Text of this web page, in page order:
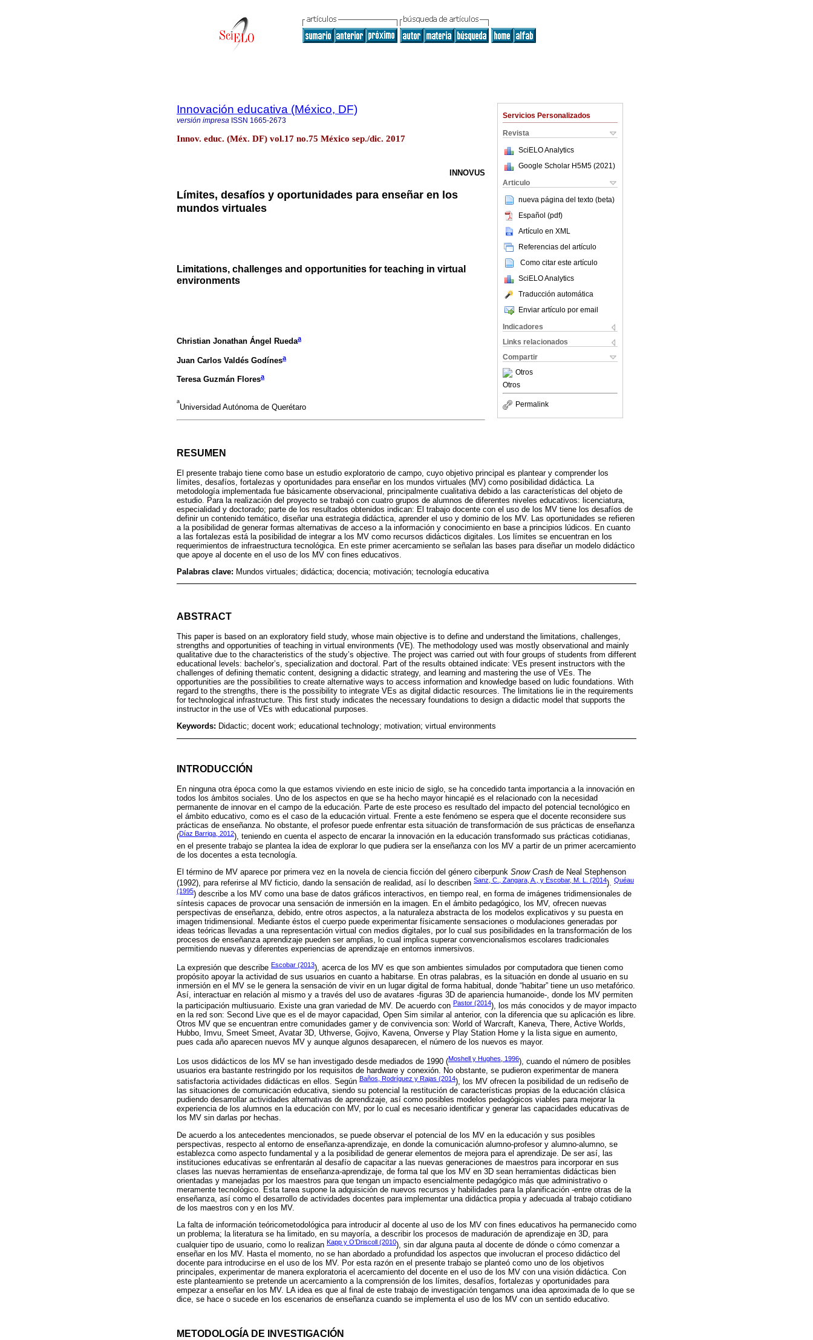
Servicios Personalizados
Revista
SciELO Analytics
Google Scholar H5M5 (2021 )
Articulo
nueva página del texto (beta)
Español (pdf)
Artículo en XML
Referencias del artículo
Como citar este artículo
SciELO Analytics
Traducción automática
Enviar artículo por email
Indicadores
Links relacionados
Compartir
Otros
Otros
Permalink
Innovación educativa (México, DF)
versión impresa ISSN 1665-2673
Innov. educ. (Méx. DF) vol.17 no.75 México sep./dic. 2017
INNOVUS
Límites, desafíos y oportunidades para enseñar en los
mundos virtuales
Limitations, challenges and opportunities for teaching in virtual
environments
Christian Jonathan Ángel Ruedaa
Juan Carlos Valdés Godínesa
Teresa Guzmán Floresa
a
Universidad Autónoma de Querétaro
RESUMEN
El presente trabajo tiene como base un estudio exploratorio de campo, cuyo objetivo principal es plantear y comprender los
límites, desafíos, fortalezas y oportunidades para enseñar en los mundos virtuales (MV) como posibilidad didáctica. La
metodología implementada fue básicamente observacional, principalmente cualitativa debido a las características del objeto de
estudio. Para la realización del proyecto se trabajó con cuatro grupos de alumnos de diferentes niveles educativos: licenciatura,
especialidad y doctorado; parte de los resultados obtenidos indican: El trabajo docente con el uso de los MV tiene los desafíos de
definir un contenido temático, diseñar una estrategia didáctica, aprender el uso y dominio de los MV. Las oportunidades se refieren
a la posibilidad de generar formas alternativas de acceso a la información y conocimiento en base a principios lúdicos. En cuanto
a las fortalezas está la posibilidad de integrar a los MV como recursos didácticos digitales. Los límites se encuentran en los
requerimientos de infraestructura tecnológica. En este primer acercamiento se señalan las bases para diseñar un modelo didáctico
que apoye al docente en el uso de los MV con fines educativos.
Palabras clave: Mundos virtuales; didáctica; docencia; motivación; tecnología educativa
ABSTRACT
This paper is based on an exploratory field study, whose main objective is to define and understand the limitations, challenges,
strengths and opportunities of teaching in virtual environments (VE). The methodology used was mostly observational and mainly
qualitative due to the characteristics of the study’s objective. The project was carried out with four groups of students from different
educational levels: bachelor’s, specialization and doctoral. Part of the results obtained indicate: VEs present instructors with the
challenges of defining thematic content, designing a didactic strategy, and learning and mastering the use of VEs. The
opportunities are the possibilities to create alternative ways to access information and knowledge based on ludic foundations. With
regard to the strengths, there is the possibility to integrate VEs as digital didactic resources. The limitations lie in the requirements
for technological infrastructure. This first study indicates the necessary foundations to design a didactic model that supports the
instructor in the use of VEs with educational purposes.
Keywords: Didactic; docent work; educational technology; motivation; virtual environments
INTRODUCCIÓN
En ninguna otra época como la que estamos viviendo en este inicio de siglo, se ha concedido tanta importancia a la innovación en
todos los ámbitos sociales. Uno de los aspectos en que se ha hecho mayor hincapié es el relacionado con la necesidad
permanente de innovar en el campo de la educación. Parte de este proceso es resultado del impacto del potencial tecnológico en
el ámbito educativo, como es el caso de la educación virtual. Frente a este fenómeno se espera que el docente reconsidere sus
prácticas de enseñanza. No obstante, el profesor puede enfrentar esta situación de transformación de sus prácticas de enseñanza
(Díaz Barriga, 2012), teniendo en cuenta el aspecto de encarar la innovación en la educación transformado sus prácticas cotidianas,
en el presente trabajo se plantea la idea de explorar lo que pudiera ser la enseñanza con los MV a partir de un primer acercamiento
de los docentes a esta tecnología.
El término de MV aparece por primera vez en la novela de ciencia ficción del género ciberpunk Snow Crash de Neal Stephenson
(1992), para referirse al MV ficticio, dando la sensación de realidad, así lo describen Sanz, C., Zangara, A., y Escobar, M. L. (2014). Quéau
(1995) describe a los MV como una base de datos gráficos interactivos, en tiempo real, en forma de imágenes tridimensionales de
síntesis capaces de provocar una sensación de inmersión en la imagen. En el ámbito pedagógico, los MV, ofrecen nuevas
perspectivas de enseñanza, debido, entre otros aspectos, a la naturaleza abstracta de los modelos explicativos y su puesta en
imagen tridimensional. Mediante éstos el cuerpo puede experimentar físicamente sensaciones o modulaciones generadas por
ideas teóricas llevadas a una representación virtual con medios digitales, por lo cual sus posibilidades en la transformación de los
procesos de enseñanza aprendizaje pueden ser amplias, lo cual implica superar convencionalismos escolares tradicionales
permitiendo nuevas y diferentes experiencias de aprendizaje en entornos inmersivos.
La expresión que describe Escobar (2013), acerca de los MV es que son ambientes simulados por computadora que tienen como
propósito apoyar la actividad de sus usuarios en cuanto a habitarse. En otras palabras, es la situación en donde al usuario en su
inmersión en el MV se le genera la sensación de vivir en un lugar digital de forma habitual, donde “habitar” tiene un uso metafórico.
Así, interactuar en relación al mismo y a través del uso de avatares -figuras 3D de apariencia humanoide-, donde los MV permiten
la participación multiusuario. Existe una gran variedad de MV. De acuerdo con Pastor (2014), los más conocidos y de mayor impacto
en la red son: Second Live que es el de mayor capacidad, Open Sim similar al anterior, con la diferencia que su aplicación es libre.
Otros MV que se encuentran entre comunidades gamer y de convivencia son: World of Warcraft, Kaneva, There, Active Worlds,
Hubbo, Imvu, Smeet Smeet, Avatar 3D, Uthverse, Gojivo, Kavena, Onverse y Play Station Home y la lista sigue en aumento,
pues cada año aparecen nuevos MV y aunque algunos desaparecen, el número de los nuevos es mayor.
Los usos didácticos de los MV se han investigado desde mediados de 1990 (Moshell y Hughes, 1996), cuando el número de posibles
usuarios era bastante restringido por los requisitos de hardware y conexión. No obstante, se pudieron experimentar de manera
satisfactoria actividades didácticas en ellos. Según Baños, Rodríguez y Rajas (2014), los MV ofrecen la posibilidad de un rediseño de
las situaciones de comunicación educativa, siendo su potencial la restitución de características propias de la educación clásica
pudiendo desarrollar actividades alternativas de aprendizaje, así como posibles modelos pedagógicos viables para mejorar la
experiencia de los alumnos en la educación con MV, por lo cual es necesario identificar y generar las capacidades educativas de
los MV sin darlas por hechas.
De acuerdo a los antecedentes mencionados, se puede observar el potencial de los MV en la educación y sus posibles
perspectivas, respecto al entorno de enseñanza-aprendizaje, en donde la comunicación alumno-profesor y alumno-alumno, se
establezca como aspecto fundamental y a la posibilidad de generar elementos de mejora para el aprendizaje. De ser así, las
instituciones educativas se enfrentarán al desafío de capacitar a las nuevas generaciones de maestros para incorporar en sus
clases las nuevas herramientas de enseñanza-aprendizaje, de forma tal que los MV en 3D sean herramientas didácticas bien
orientadas y manejadas por los maestros para que tengan un impacto esencialmente pedagógico más que administrativo o
meramente tecnológico. Esta tarea supone la adquisición de nuevos recursos y habilidades para la planificación -entre otras de la
enseñanza, así como el desarrollo de actividades docentes para implementar una didáctica propia y adecuada al trabajo cotidiano
de los maestros con y en los MV.
La falta de información teóricometodológica para introducir al docente al uso de los MV con fines educativos ha permanecido como
un problema; la literatura se ha limitado, en su mayoría, a describir los procesos de maduración de aprendizaje en 3D, para
cualquier tipo de usuario, como lo realizan Kapp y O’Driscoll (2010), sin dar alguna pauta al docente de dónde o cómo comenzar a
enseñar en los MV. Hasta el momento, no se han abordado a profundidad los aspectos que involucran el proceso didáctico del
docente para introducirse en el uso de los MV. Por esta razón en el presente trabajo se planteó como uno de los objetivos
principales, experimentar de manera exploratoria el acercamiento del docente en el uso de los MV con una visión didáctica. Con
este planteamiento se pretende un acercamiento a la comprensión de los límites, desafíos, fortalezas y oportunidades para
empezar a enseñar en los MV. LA idea es que al final de este trabajo de investigación tengamos una idea aproximada de lo que se
dice, se hace o sucede en los escenarios de enseñanza cuando se implementa el uso de los MV con un sentido educativo.
METODOLOGÍA DE INVESTIGACIÓN